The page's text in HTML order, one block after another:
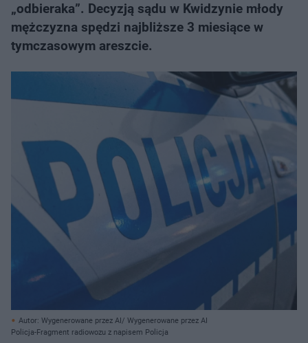
„odbieraka”. Decyzją sądu w Kwidzynie młody
mężczyzna spędzi najbliższe 3 miesiące w
tymczasowym areszcie.
Autor: Wygenerowane przez AI/ Wygenerowane przez AI
Policja-Fragment radiowozu z napisem Policja